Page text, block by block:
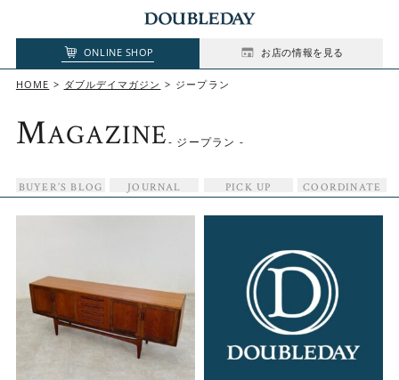
ONLINE SHOP お店の情報を見る
HOME ダブルデイマガジン ジープラン
MAGAZINE- ジープラン -
BUYER’S BLOG JOURNAL PICK UP COORDINATE